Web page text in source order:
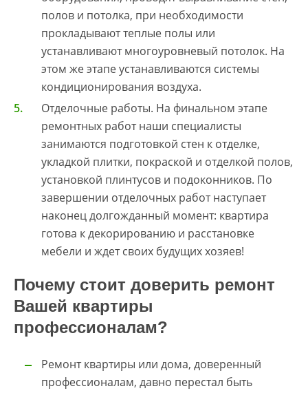
полов и потолка, при необходимости
прокладывают теплые полы или
устанавливают многоуровневый потолок. На
этом же этапе устанавливаются системы
кондиционирования воздуха.
Отделочные работы. На финальном этапе
ремонтных работ наши специалисты
занимаются подготовкой стен к отделке,
укладкой плитки, покраской и отделкой полов,
установкой плинтусов и подоконников. По
завершении отделочных работ наступает
наконец долгожданный момент: квартира
готова к декорированию и расстановке
мебели и ждет своих будущих хозяев!
Почему стоит доверить ремонт
Вашей квартиры
профессионалам?
Ремонт квартиры или дома, доверенный
профессионалам, давно перестал быть